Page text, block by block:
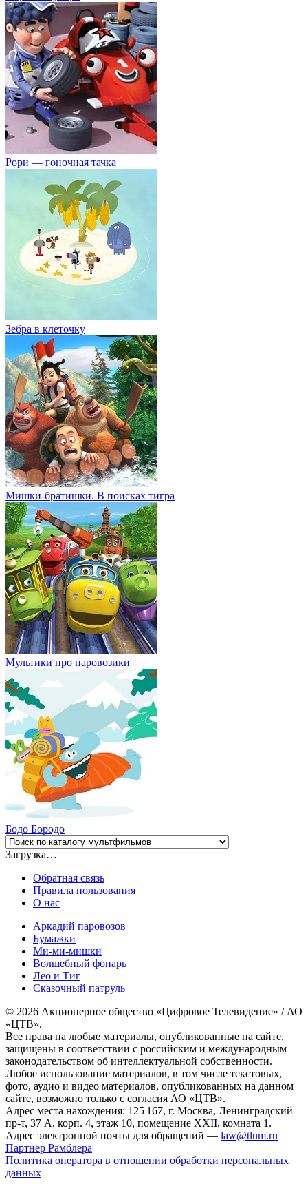
Рори — гоночная тачка
Зебра в клеточку
Мишки-братишки. В поисках тигра
Мультики про паровозики
Бодо Бородо
Загрузка…
Обратная связь
Правила пользования
О нас
Аркадий паровозов
Бумажки
Ми-ми-мишки
Волшебный фонарь
Лео и Тиг
Сказочный патруль
© 2026 Акционерное общество «Цифровое Телевидение» / АО
«ЦТВ».
Все права на любые материалы, опубликованные на сайте,
защищены в соответствии с российским и международным
законодательством об интеллектуальной собственности.
Любое использование материалов, в том числе текстовых,
фото, аудио и видео материалов, опубликованных на данном
сайте, возможно только с согласия АО «ЦТВ».
Адрес места нахождения: 125 167, г. Москва, Ленинградский
пр-т, 37 А, корп. 4, этаж 10, помещение XXII, комната 1.
Адрес электронной почты для обращений — law@tlum.ru
Партнер Рамблера
Политика оператора в отношении обработки персональных
данных